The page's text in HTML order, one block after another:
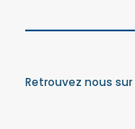
Retrouvez nous sur